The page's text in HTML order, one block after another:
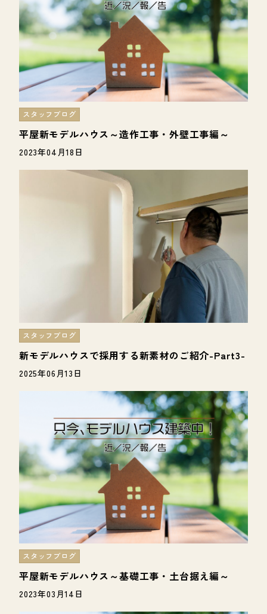
平屋新モデルハウス～造作工事・外壁工事編～
スタッフブログ
2023年04月18日
新モデルハウスで採用する新素材のご紹介-Part3-
スタッフブログ
2025年06月13日
平屋新モデルハウス～基礎工事・土台据え編～
スタッフブログ
2023年03月14日